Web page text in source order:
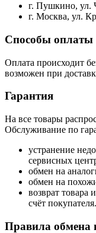
г. Пушкино, ул.
г. Москва, ул.
Способы оплаты
Оплата происходит
возможен при
Гарантия
На все товары
Обслуживание по
устранение
сервисных
обмен на
обмен на
возврат товара
счёт покупателя.
Правила обмена